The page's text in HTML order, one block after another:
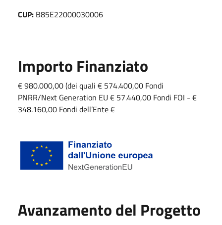
CUP: B85E22000030006
Importo Finanziato
€ 980.000,00 (dei quali € 574.400,00 Fondi
PNRR/Next Generation EU € 57.440,00 Fondi FOI - €
348.160,00 Fondi dell’Ente €
Avanzamento del Progetto